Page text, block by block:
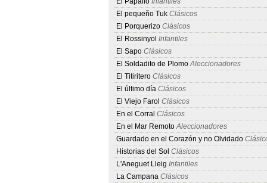
El pequeño Tuk Clásicos
El Porquerizo Clásicos
El Rossinyol Infantiles
El Sapo Clásicos
El Soldadito de PlomoAleccionadores
El Titiritero Clásicos
El último día Clásicos
El Viejo Farol Clásicos
En el Corral Clásicos
En el Mar RemotoAleccionadores
Guardado en el Corazón y no Olvidado
Historias del Sol Clásicos
L'Aneguet Lleig Infantiles
La Campana Clásicos